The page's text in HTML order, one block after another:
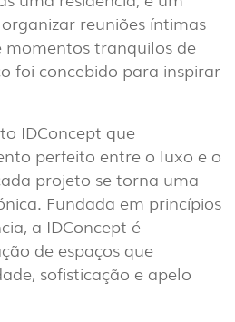
CONTACTOSreuniões íntimas
tranquilos de
foi concebido para inspirar
IDConcept que
perfeito entre o luxo e o
projeto se torna uma
Fundada em princípios
a IDConcept é
de espaços que
sofisticação e apelo